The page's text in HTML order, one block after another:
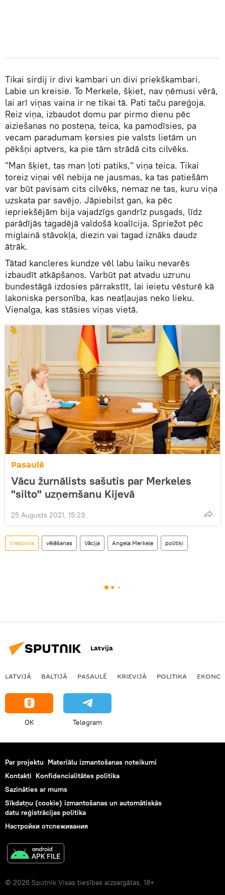
Tikai sirdij ir divi kambari un divi priekškambari.
Labie un kreisie. To Merkele, šķiet, nav ņēmusi vērā,
lai arī viņas vaina ir ne tikai tā. Pati taču pareģoja.
Reiz viņa, izbaudot domu par pirmo dienu pēc
aiziešanas no posteņa, teica, ka pamodīsies, pa
vecam paradumam ķersies pie valsts lietām un
pēkšņi aptvers, ka pie tām strādā cits cilvēks.
"Man šķiet, tas man ļoti patiks," viņa teica. Tikai
toreiz viņai vēl nebija ne jausmas, ka tas patiešām
var būt pavisam cits cilvēks, nemaz ne tas, kuru viņa
uzskata par savējo. Jāpiebilst gan, ka pēc
iepriekšējām bija vajadzīgs gandrīz pusgads, līdz
parādījās tagadējā valdošā koalīcija. Spriežot pēc
miglainā stāvokļa, diezin vai tagad iznāks daudz
ātrāk.
Tātad kancleres kundze vēl labu laiku nevarēs
izbaudīt atkāpšanos. Varbūt pat atvadu uzrunu
bundestāgā izdosies pārrakstīt, lai ieietu vēsturē kā
lakoniska personība, kas neatļaujas neko lieku.
Vienalga, kas stāsies viņas vietā.
Pasaulē
Vācu žurnālists sašutis par Merkeles
"silto" uzņemšanu Kijevā
25 Augusts 2021, 15:23
Viedoklis vēlēšanas Vācija Angela Merkele politiķi
Latvija
LATVIJĀ BALTIJĀ PASAULĒ KRIEVIJĀ POLITIKA
OK Telegram
Par projektu Materiālu izmantošanas noteikumi
Kontakti Konfidencialitātes politika
Sazināties ar mums
Sīkdatņu (cookie) izmantošanas un automātiskās
datu reģistrācijas politika
Настройки отслеживания
© 2026 Sputnik Visas tiesības aizsargātas. 18+